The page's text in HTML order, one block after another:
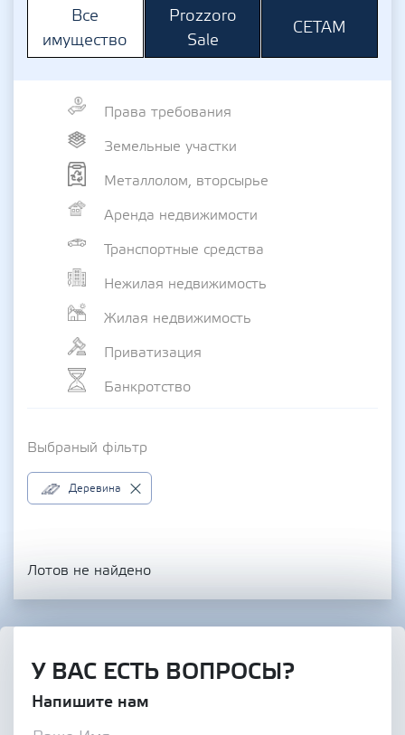
Все
имущество
Prozzoro
Sale
СЕТАМ
Права требования
Земельные участки
Металлолом, вторсырье
Аренда недвижимости
Транспортные средства
Нежилая недвижимость
Жилая недвижимость
Приватизация
Банкротство
Выбраный фільтр
Деревина
Лотов не найдено
У ВАС ЕСТЬ ВОПРОСЫ?
Напишите нам